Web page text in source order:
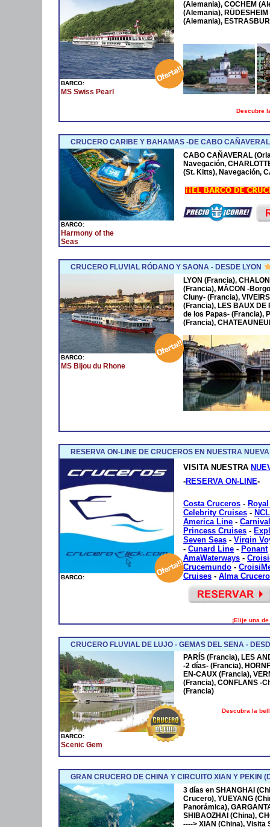
BARCO:
MS Swiss Pearl
(Alemania), COCHEM
(Alemania),
(Alemania),
Descubre
CRUCERO CARIBE Y BAHAMAS -DE CABO
BARCO:
Harmony of the
Seas
CABO CAÑAVERAL
Navegación,
(St. Kitts), Navegación,
CRUCERO FLUVIAL RÓDANO Y SAONA - DESDE LYON
BARCO:
MS Bijou du Rhone
LYON (Francia),
(Francia), MÂCON -
Cluny- (Francia),
(Francia), LES BAUX DE
de los Papas- (Francia),
(Francia),
RESERVA ON-LINE DE CRUCEROS EN NUESTRA
BARCO:
VISITA NUESTRA
-RESERVA ON-LINE-
Costa Cruceros -
Celebrity Cruises - NCL
America Line -
Princess Cruises -
Seven Seas - Virgin
- Cunard Line - Ponant
AmaWaterways -
Crucemundo -
Cruises - Alma
¡Elije una
CRUCERO FLUVIAL DE LUJO - GEMAS DEL SENA -
BARCO:
Scenic Gem
PARÍS (Francia), LES
-2 días- (Francia),
EN-CAUX (Francia),
(Francia), CONFLANS -
(Francia)
Descubra la
GRAN CRUCERO DE CHINA Y CIRCUITO XIAN Y PEKIN
3 días en SHANGHAI
Crucero), YUEYANG
Panorámica),
SHIBAOZHAI (China),
----> XIAN (China), Visita